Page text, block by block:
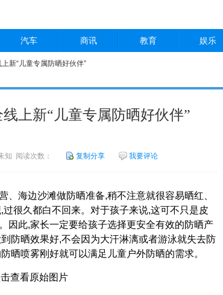
汽车 商讯 教育 娱乐
新“儿童专属防晒好伙伴”
上新“儿童专属防晒好伙伴”
知 阅读次数： 复制分享 我要评论
海边沙滩做防晒准备,稍不注意就很容易晒红、
很久都白不回来。对于孩子来说,这可不只是皮
因此,家长一定要给孩子选择更安全有效的防晒产
防晒效果好,不会因为大汗淋漓或者游泳就失去防
晒喷雾刚好就可以满足儿童户外防晒的需求。